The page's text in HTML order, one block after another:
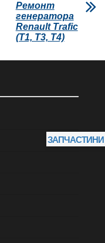
Ремонт
генератора
Renault Trafic
(T1, T3, T4)
ЗАПЧАСТИНИ